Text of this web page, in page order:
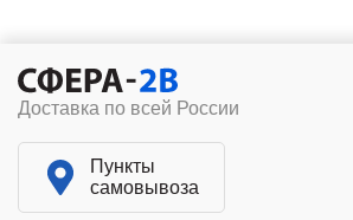
Доставка по всей России
Пункты
самовывоза